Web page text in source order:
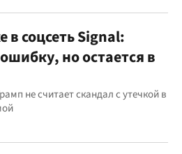
в соцсеть Signal:
но остается в
не считает скандал с утечкой в